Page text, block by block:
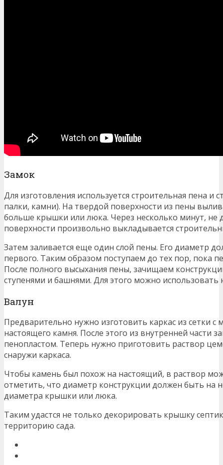
Замок
Для изготовления используется строительная пена и
палки, камни). На твердой поверхности из пены
больше крышки или люка. Через несколько минут, не
поверхности произвольно выкладывается
Затем заливается еще один слой пены. Его диаметр
первого. Таким образом поступаем до тех пор, пока
После полного высыхания пены, зачищаем
ступенями и башнями. Для этого можно использовать
Валун
Предварительно нужно изготовить каркас из сетки
настоящего камня. После этого из внутренней части
пенопластом. Теперь нужно приготовить раствор
снаружи каркаса.
Чтобы камень был похож на настоящий, в раствор
отметить, что диаметр конструкции должен быть на
диаметра крышки или люка.
Таким удастся не только декорировать крышку
территорию сада.